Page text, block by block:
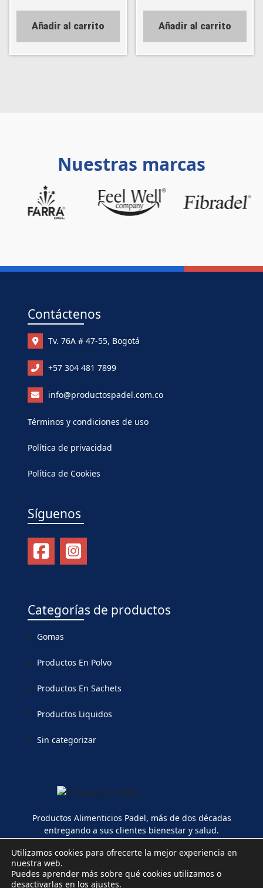
Añadir al carrito Añadir al carrito
Nuestras marcas
Contáctenos
Tv. 76A # 47-55, Bogotá
+57 304 481 7899
info@productospadel.com.co
Términos y condiciones de uso
Política de privacidad
Política de Cookies
Síguenos
Categorías de productos
Gomas
Productos En Polvo
Productos En Sachets
Productos Liquidos
Sin categorizar
Productos Alimenticios Padel, más de dos décadas
entregando a sus clientes bienestar y salud.
Utilizamos cookies para ofrecerte la mejor experiencia en
nuestra web.
Puedes aprender más sobre qué cookies utilizamos o
desactivarlas en los ajustes.